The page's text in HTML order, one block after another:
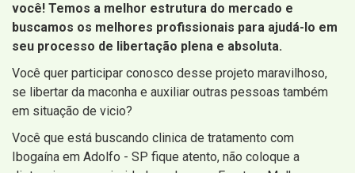
você! Temos a melhor estrutura do mercado e
buscamos os melhores profissionais para ajudá-lo em
seu processo de libertação plena e absoluta.
Você quer participar conosco desse projeto maravilhoso,
se libertar da maconha e auxiliar outras pessoas também
em situação de vicio?
Você que está buscando clinica de tratamento com
Ibogaína em Adolfo - SP fique atento, não coloque a